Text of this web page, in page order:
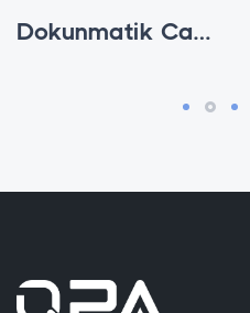
Dokunmatik Cam Sıva Altı Kabin Kaseti